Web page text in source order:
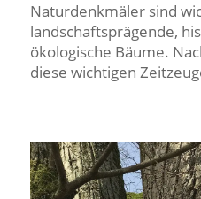
Naturdenkmäler sind
landschaftsprägende,
ökologische Bäume.
diese wichtigen